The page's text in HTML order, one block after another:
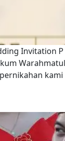
Invitation P
kami